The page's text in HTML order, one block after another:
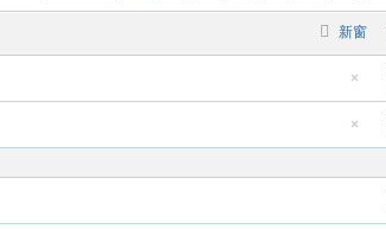
新窗
藏
置
帖
藏
顶